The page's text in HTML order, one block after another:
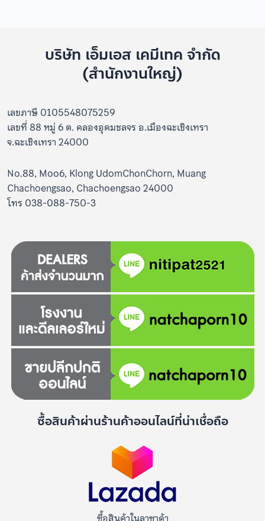
บริษัท เอ็มเอส เคมีเทค จำกัด
(สำนักงานใหญ่)
เลขภาษี 0105548075259
เลขที่ 88 หมู่ 6 ต. คลองอุดมชลจร อ.เมืองฉะเชิงเทรา
จ.ฉะเชิงเทรา 24000
No.88, Moo6, Klong UdomChonChorn, Muang
Chachoengsao, Chachoengsao 24000
โทร 038-088-750-3
ซื้อสินค้าผ่านร้านค้าออนไลน์ที่น่าเชื่อถือ
ซื้อสินค้าในลาซาด้า